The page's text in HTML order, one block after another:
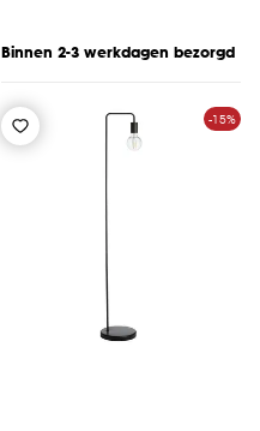
Binnen 2-3 werkdagen bezorgd
-15%